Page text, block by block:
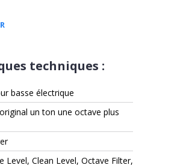
techniques :
basse électrique
un ton une octave plus
Level, Clean Level, Octave Filter,